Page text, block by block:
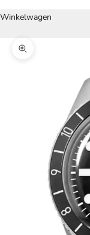
Winkelwagen
In-/uitzoomen